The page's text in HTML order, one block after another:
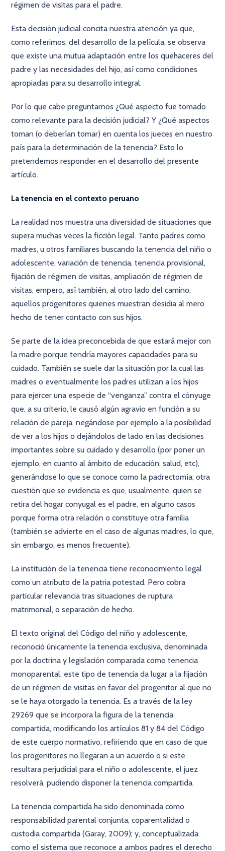
régimen de visitas para el padre.
Esta decisión judicial concita nuestra atención ya que,
como referimos, del desarrollo de la película, se observa
que existe una mutua adaptación entre los quehaceres del
padre y las necesidades del hijo, así como condiciones
apropiadas para su desarrollo integral.
Por lo que cabe preguntarnos ¿Qué aspecto fue tomado
como relevante para la decisión judicial? Y ¿Qué aspectos
toman (o deberían tomar) en cuenta los jueces en nuestro
país para la determinación de la tenencia? Esto lo
pretendemos responder en el desarrollo del presente
artículo.
La tenencia en el contexto peruano
La realidad nos muestra una diversidad de situaciones que
supera muchas veces la ficción legal. Tanto padres como
madres, u otros familiares buscando la tenencia del niño o
adolescente, variación de tenencia, tenencia provisional,
fijación de régimen de visitas, ampliación de régimen de
visitas, empero, así también, al otro lado del camino,
aquellos progenitores quienes muestran desidia al mero
hecho de tener contacto con sus hijos.
Se parte de la idea preconcebida de que estará mejor con
la madre porque tendría mayores capacidades para su
cuidado. También se suele dar la situación por la cual las
madres o eventualmente los padres utilizan a los hijos
para ejercer una especie de “venganza” contra el cónyuge
que, a su criterio, le causó algún agravio en función a su
relación de pareja, negándose por ejemplo a la posibilidad
de ver a los hijos o dejándolos de lado en las decisiones
importantes sobre su cuidado y desarrollo (por poner un
ejemplo, en cuanto al ámbito de educación, salud, etc),
generándose lo que se conoce como la padrectomía; otra
cuestión que se evidencia es que, usualmente, quien se
retira del hogar conyugal es el padre, en alguno casos
porque forma otra relación o constituye otra familia
(también se advierte en el caso de algunas madres, lo que,
sin embargo, es menos frecuente).
La institución de la tenencia tiene reconocimiento legal
como un atributo de la patria potestad. Pero cobra
particular relevancia tras situaciones de ruptura
matrimonial, o separación de hecho.
El texto original del Código del niño y adolescente,
reconoció únicamente la tenencia exclusiva, denominada
por la doctrina y legislación comparada como tenencia
monoparental, este tipo de tenencia da lugar a la fijación
de un régimen de visitas en favor del progenitor al que no
se le haya otorgado la tenencia. Es a través de la ley
29269 que se incorpora la figura de la tenencia
compartida, modificando los artículos 81 y 84 del Código
de este cuerpo normativo, refiriendo que en caso de que
los progenitores no llegaran a un acuerdo o si este
resultara perjudicial para el niño o adolescente, el juez
resolverá, pudiendo disponer la tenencia compartida.
La tenencia compartida ha sido denominada como
responsabilidad parental conjunta, coparentalidad o
custodia compartida (Garay, 2009); y, conceptualizada
como el sistema que reconoce a ambos padres el derecho